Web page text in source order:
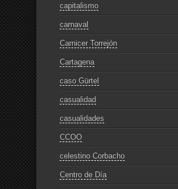
capitalismo
carnaval
Carnicer Torrejón
Cartagena
caso Gürtel
casualidad
casualidades
CCOO
celestino Corbacho
Centro de Día